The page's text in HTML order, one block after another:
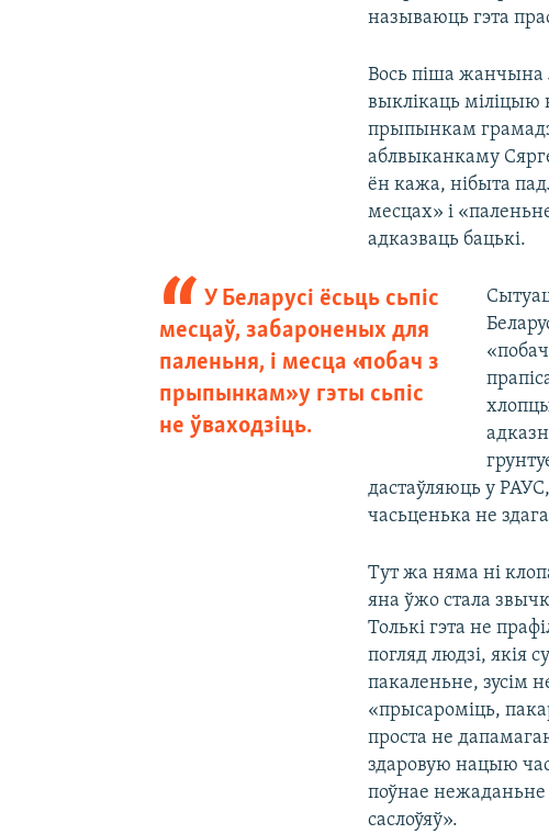
называюць гэта
Вось піша жанчына
выклікаць міліцыю
прыпынкам
аблвыканкаму
ён кажа, нібыта
месцах» і
адказваць бацькі.
У Беларусі ёсьць сьпіс
месцаў, забароненых для
паленьня, і месца «побач з
прыпынкам» у гэты сьпіс
не ўваходзіць.
дастаўляюць у
часьценька не
Тут жа няма ні
яна ўжо стала
Толькі гэта не
погляд людзі, якія
пакаленьне, зусім
«прысароміць,
проста не
здаровую нацыю
поўнае
саслоўяў».